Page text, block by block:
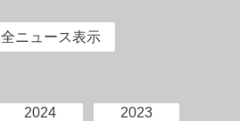
全ニュース表示
2024
2023